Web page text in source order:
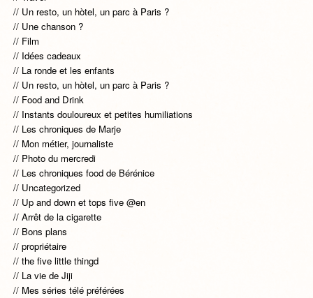
Un resto, un hòtel, un parc à Paris ?
Une chanson ?
Film
Idées cadeaux
La ronde et les enfants
Un resto, un hòtel, un parc à Paris ?
Food and Drink
Instants douloureux et petites humiliations
Les chroniques de Marje
Mon métier, journaliste
Photo du mercredi
Les chroniques food de Bérénice
Uncategorized
Up and down et tops five @en
Arrêt de la cigarette
Bons plans
propriétaire
the five little thingd
La vie de Jiji
Mes séries télé préférées